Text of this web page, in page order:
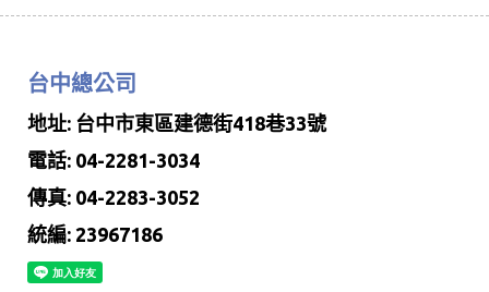
台中總公司
地址: 台中市東區建德街418巷33號
電話: 04-2281-3034
傳真: 04-2283-3052
統編: 23967186